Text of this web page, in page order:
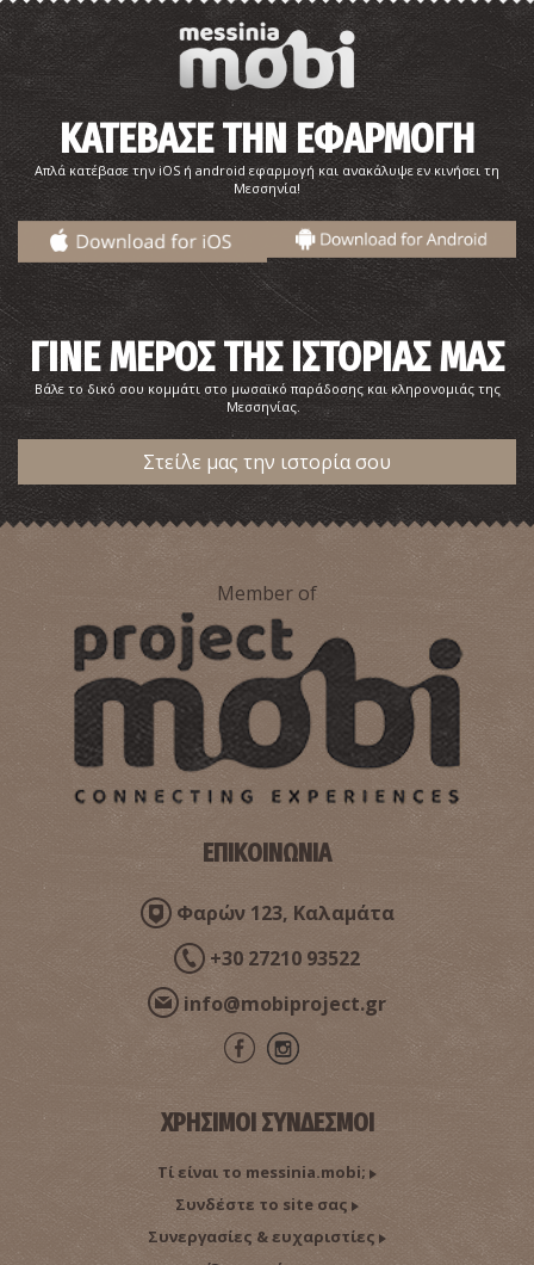
ΚΑΤΕΒΑΣΕ ΤΗΝ ΕΦΑΡΜΟΓΗ
Απλά κατέβασε την iOS ή android εφαρμογή και ανακάλυψε εν κινήσει τη
Μεσσηνία!
ΓΙΝΕ ΜΕΡΟΣ ΤΗΣ ΙΣΤΟΡΙΑΣ ΜΑΣ
Βάλε το δικό σου κομμάτι στο μωσαϊκό παράδοσης και κληρονομιάς της
Μεσσηνίας.
Στείλε μας την ιστορία σου
Member of
ΕΠΙΚΟΙΝΩΝΙΑ
Φαρών 123, Καλαμάτα
+30 27210 93522
info@mobiproject.gr
ΧΡΗΣΙΜΟΙ ΣΥΝΔΕΣΜΟΙ
Τί είναι το messinia.mobi;
Συνδέστε το site σας
Συνεργασίες & ευχαριστίες